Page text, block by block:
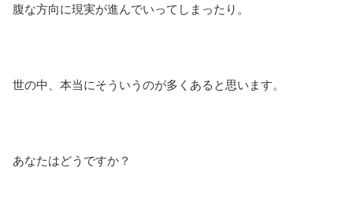
腹な方向に現実が進んでいってしまったり。
世の中、本当にそういうのが多くあると思います。
あなたはどうですか？